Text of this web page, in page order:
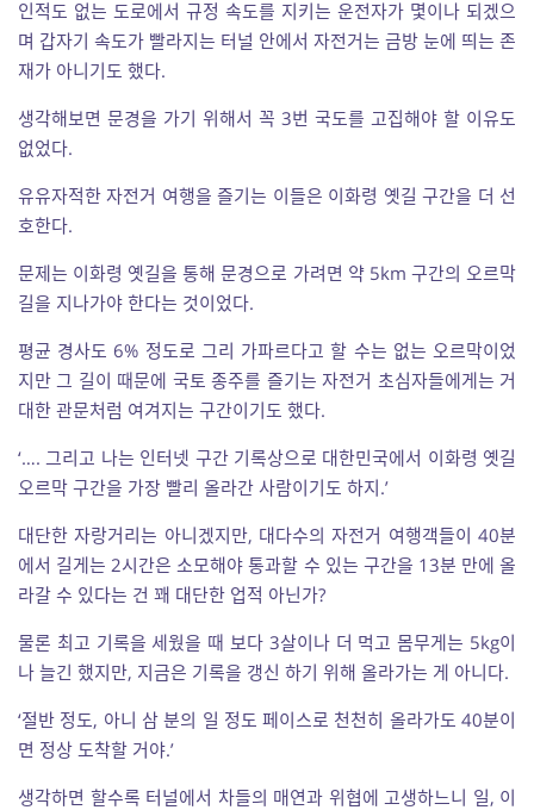
인적도 없는 도로에서 규정 속도를 지키는 운전자가 몇이나 되겠으
며 갑자기 속도가 빨라지는 터널 안에서 자전거는 금방 눈에 띄는 존
재가 아니기도 했다.
생각해보면 문경을 가기 위해서 꼭 3번 국도를 고집해야 할 이유도
없었다.
유유자적한 자전거 여행을 즐기는 이들은 이화령 옛길 구간을 더 선
호한다.
문제는 이화령 옛길을 통해 문경으로 가려면 약 5km 구간의 오르막
길을 지나가야 한다는 것이었다.
평균 경사도 6% 정도로 그리 가파르다고 할 수는 없는 오르막이었
지만 그 길이 때문에 국토 종주를 즐기는 자전거 초심자들에게는 거
대한 관문처럼 여겨지는 구간이기도 했다.
‘…. 그리고 나는 인터넷 구간 기록상으로 대한민국에서 이화령 옛길
오르막 구간을 가장 빨리 올라간 사람이기도 하지.’
대단한 자랑거리는 아니겠지만, 대다수의 자전거 여행객들이 40분
에서 길게는 2시간은 소모해야 통과할 수 있는 구간을 13분 만에 올
라갈 수 있다는 건 꽤 대단한 업적 아닌가?
물론 최고 기록을 세웠을 때 보다 3살이나 더 먹고 몸무게는 5kg이
나 늘긴 했지만, 지금은 기록을 갱신 하기 위해 올라가는 게 아니다.
‘절반 정도, 아니 삼 분의 일 정도 페이스로 천천히 올라가도 40분이
면 정상 도착할 거야.’
생각하면 할수록 터널에서 차들의 매연과 위협에 고생하느니 일, 이